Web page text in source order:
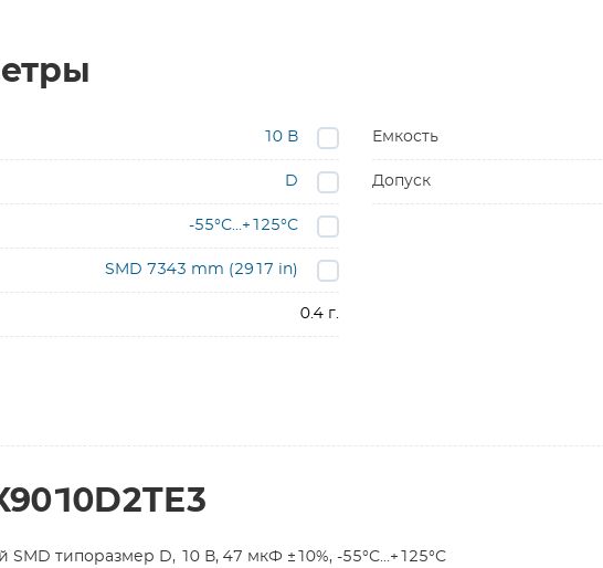
10 В
D
Емкость
Допуск
-55°С…+125°С
SMD 7343 mm (2917 in)
0.4 г.
SMD типоразмер D, 10 В, 47 мкФ ±10%, -55°С…+125°С